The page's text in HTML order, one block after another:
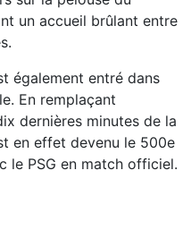
un accueil brûlant entre
également entré dans
En remplaçant
dernières minutes de la
en effet devenu le 500e
le PSG en match officiel.